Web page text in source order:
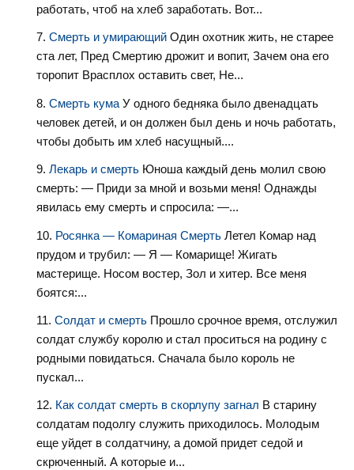
работать, чтоб на хлеб заработать. Вот...
Смерть и умирающий Один охотник жить, не старее
ста лет, Пред Смертию дрожит и вопит, Зачем она его
торопит Врасплох оставить свет, Не...
Смерть кума У одного бедняка было двенадцать
человек детей, и он должен был день и ночь работать,
чтобы добыть им хлеб насущный....
Лекарь и смерть Юноша каждый день молил свою
смерть: — Приди за мной и возьми меня! Однажды
явилась ему смерть и спросила: —...
Росянка — Комариная Смерть Летел Комар над
прудом и трубил: — Я — Комарище! Жигать
мастерище. Носом востер, Зол и хитер. Все меня
боятся:...
Солдат и смерть Прошло срочное время, отслужил
солдат службу королю и стал проситься на родину с
родными повидаться. Сначала было король не
пускал...
Как солдат смерть в скорлупу загнал В старину
солдатам подолгу служить приходилось. Молодым
еще уйдет в солдатчину, а домой придет седой и
скрюченный. А которые и...